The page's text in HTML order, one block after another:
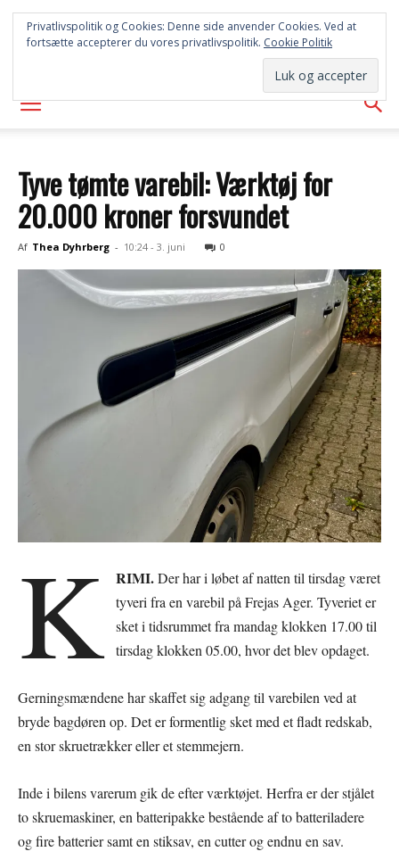
SYD
AVISEN
Tyve tømte varebil: Værktøj for
20.000 kroner forsvundet
Af Thea Dyhrberg - 10:24 - 3. juni 0
K RIMI.Der har i løbet af natten til tirsdag været
tyveri fra en varebil på Frejas Ager. Tyveriet er
sket i tidsrummet fra mandag klokken 17.00 til
tirsdag klokken 05.00, hvor det blev opdaget.
Gerningsmændene har skaffet sig adgang til varebilen ved at
bryde bagdøren op. Det er formentlig sket med et fladt redskab,
en stor skruetrækker eller et stemmejern.
Inde i bilens varerum gik de efter værktøjet. Herfra er der stjålet
to skruemaskiner, en batteripakke bestående af to batteriladere
og fire batterier samt en stiksav, en cutter og endnu en sav.
Privatlivspolitik og Cookies: Denne side anvender Cookies. Ved at
fortsætte accepterer du vores privatlivspolitik. Cookie Politik